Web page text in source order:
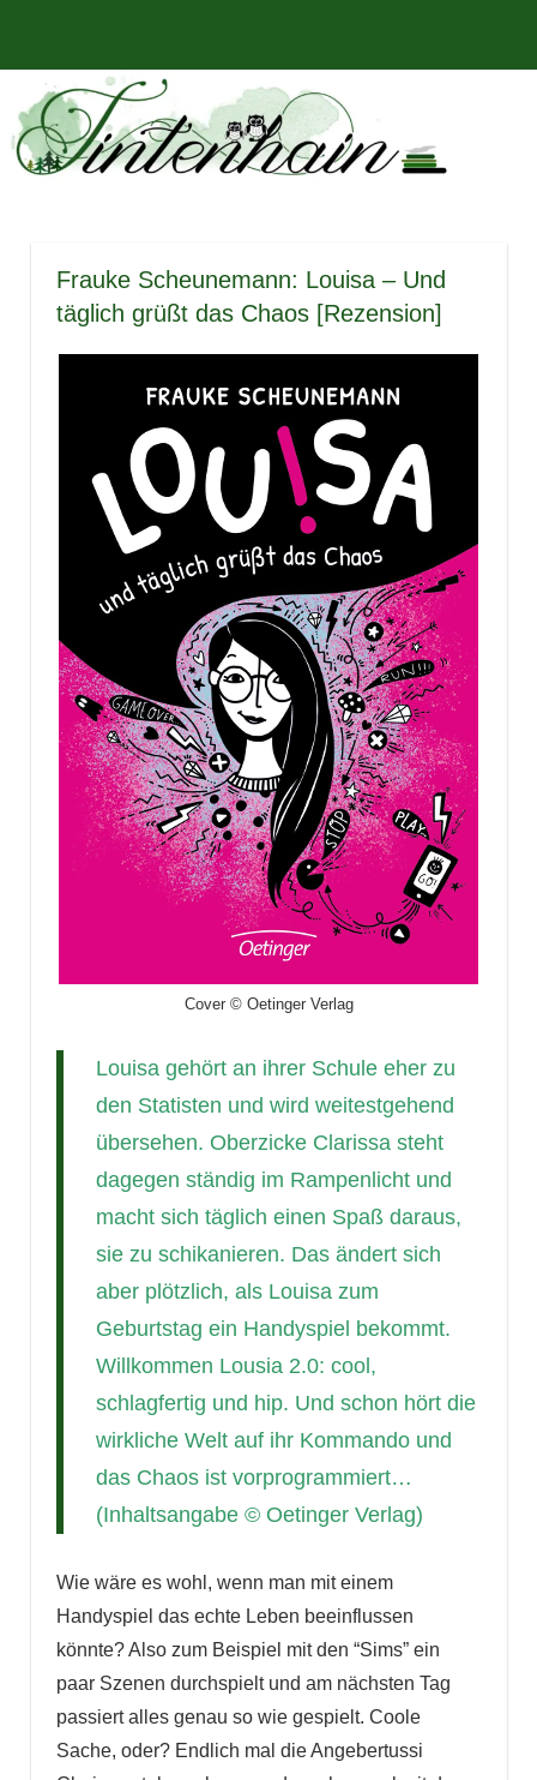
springen
Tintenhain
–
Der
Rezensionen
und
mehr
Frauke Scheunemann: Louisa – Und
täglich grüßt das Chaos [Rezension]
Cover © Oetinger Verlag
Louisa gehört an ihrer Schule eher zu
den Statisten und wird weitestgehend
übersehen. Oberzicke Clarissa steht
dagegen ständig im Rampenlicht und
macht sich täglich einen Spaß daraus,
sie zu schikanieren. Das ändert sich
aber plötzlich, als Louisa zum
Geburtstag ein Handyspiel bekommt.
Willkommen Lousia 2.0: cool,
schlagfertig und hip. Und schon hört die
wirkliche Welt auf ihr Kommando und
das Chaos ist vorprogrammiert…
(Inhaltsangabe © Oetinger Verlag)
Wie wäre es wohl, wenn man mit einem
Handyspiel das echte Leben beeinflussen
könnte? Also zum Beispiel mit den “Sims” ein
paar Szenen durchspielt und am nächsten Tag
passiert alles genau so wie gespielt. Coole
Sache, oder? Endlich mal die Angebertussi